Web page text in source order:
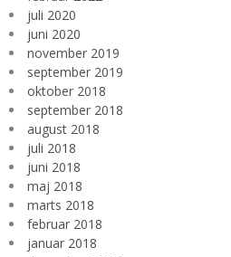
juli 2020
juni 2020
november 2019
september 2019
oktober 2018
september 2018
august 2018
juli 2018
juni 2018
maj 2018
marts 2018
februar 2018
januar 2018